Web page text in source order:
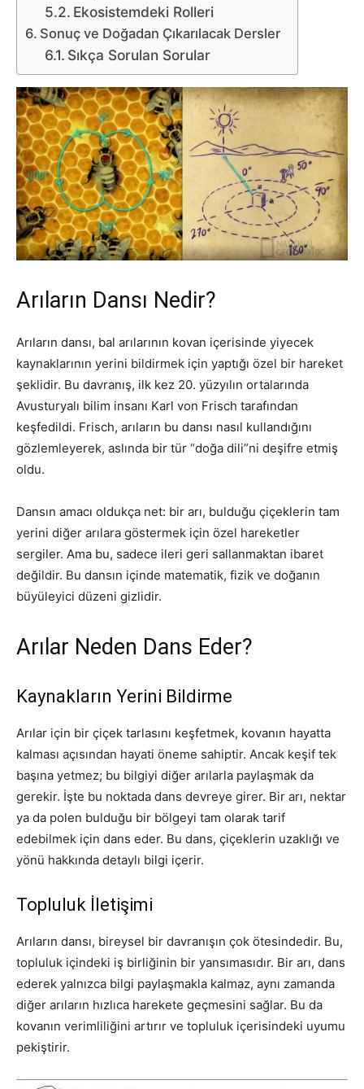
Ekosistemdeki Rolleri
Sonuç ve Doğadan Çıkarılacak Dersler
Sıkça Sorulan Sorular
Arıların Dansı Nedir?
Arıların dansı, bal arılarının kovan içerisinde yiyecek
kaynaklarının yerini bildirmek için yaptığı özel bir hareket
şeklidir. Bu davranış, ilk kez 20. yüzyılın ortalarında
Avusturyalı bilim insanı Karl von Frisch tarafından
keşfedildi. Frisch, arıların bu dansı nasıl kullandığını
gözlemleyerek, aslında bir tür “doğa dili”ni deşifre etmiş
oldu.
Dansın amacı oldukça net: bir arı, bulduğu çiçeklerin tam
yerini diğer arılara göstermek için özel hareketler
sergiler. Ama bu, sadece ileri geri sallanmaktan ibaret
değildir. Bu dansın içinde matematik, fizik ve doğanın
büyüleyici düzeni gizlidir.
Arılar Neden Dans Eder?
Kaynakların Yerini Bildirme
Arılar için bir çiçek tarlasını keşfetmek, kovanın hayatta
kalması açısından hayati öneme sahiptir. Ancak keşif tek
başına yetmez; bu bilgiyi diğer arılarla paylaşmak da
gerekir. İşte bu noktada dans devreye girer. Bir arı, nektar
ya da polen bulduğu bir bölgeyi tam olarak tarif
edebilmek için dans eder. Bu dans, çiçeklerin uzaklığı ve
yönü hakkında detaylı bilgi içerir.
Topluluk İletişimi
Arıların dansı, bireysel bir davranışın çok ötesindedir. Bu,
topluluk içindeki iş birliğinin bir yansımasıdır. Bir arı, dans
ederek yalnızca bilgi paylaşmakla kalmaz, aynı zamanda
diğer arıların hızlıca harekete geçmesini sağlar. Bu da
kovanın verimliliğini artırır ve topluluk içerisindeki uyumu
pekiştirir.